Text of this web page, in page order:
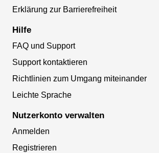
Erklärung zur Barrierefreiheit
Hilfe
FAQ und Support
Support kontaktieren
Richtlinien zum Umgang miteinander
Leichte Sprache
Nutzerkonto verwalten
Anmelden
Registrieren